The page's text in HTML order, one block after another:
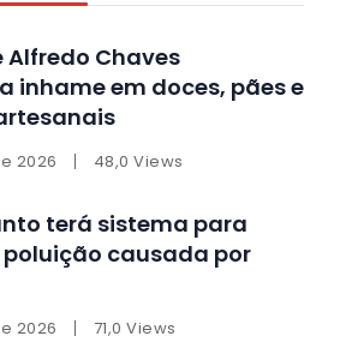
Alfredo Chaves
inhame em doces, pães e
2026 48,0 Views
terá sistema para
causada por
2026 71,0 Views